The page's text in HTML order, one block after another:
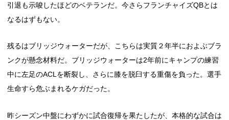
引退も示唆したほどのベテランだ。今さらフランチャイズQBとは
なるはずもない。
残るはブリッジウォーターだが、こちらは実質２年半におよぶブラ
ンクが懸念材料だ。ブリッジウォーターは2年前にキャンプの練習
中に左足のACLを断裂し、さらに膝を脱臼する重傷を負った。選手
生命すら危ぶまれるケガだった。
昨シーズン中盤にわずかに試合復帰を果たしたが、本格的な試合は